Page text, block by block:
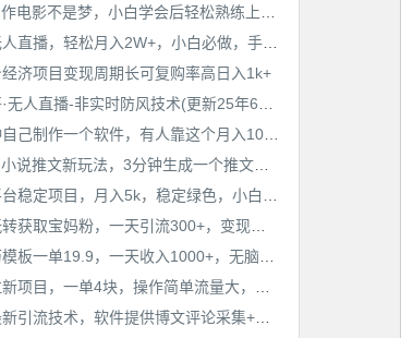
带货无人直播，轻松月入2W+，小白必做，手把手教学，无脑操作(附学习资料)
济项目变现周期长可复购率高日入1k+
一分钟自己制作一个软件，有人靠这个月入10W+
AI漫画小说推文新玩法，3分钟生成一个推文视频，保姆级教程【配项目操作和软件教程】
免费玩转获取宝妈粉，一天引流300+，变现超乎你想象
微博最新引流技术，软件提供博文评论采集+私信实现精准引流【揭秘】